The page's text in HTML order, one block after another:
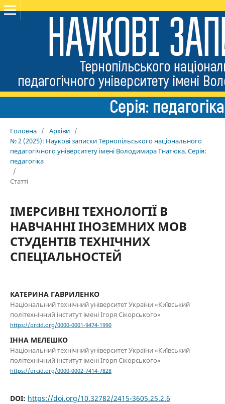
Головна / Архіви /
№ 2 (2025): Наукові записки Тернопільського національного
педагогічного університету імені Володимира Гнатюка. Серія:
педагогіка
/
Статті
ІМЕРСИВНІ ТЕХНОЛОГІЇ В
НАВЧАННІ ІНОЗЕМНИХ МОВ
СТУДЕНТІВ ТЕХНІЧНИХ
СПЕЦІАЛЬНОСТЕЙ
КАТЕРИНА ГАВРИЛЕНКО
Національний технічний університет України «Київський
політехнічний інститут імені Ігоря Сікорського»
https://orcid.org/0000-0001-9474-1990
ІННА МЕЛЕШКО
Національний технічний університет України «Київський
політехнічний інститут імені Ігоря Сікорського»
https://orcid.org/0000-0002-7414-7828
DOI: https://doi.org/10.32782/2415-3605.25.2.6